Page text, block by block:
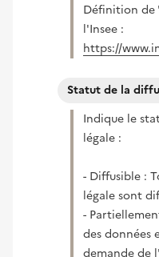
Définition de
l'Insee :
https://
Statut de la
Indique le
légale :
- Diffusible :
légale sont
-
des données
demande de